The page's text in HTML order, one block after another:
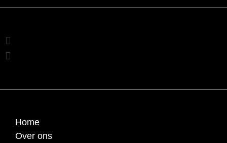
Home
Over ons